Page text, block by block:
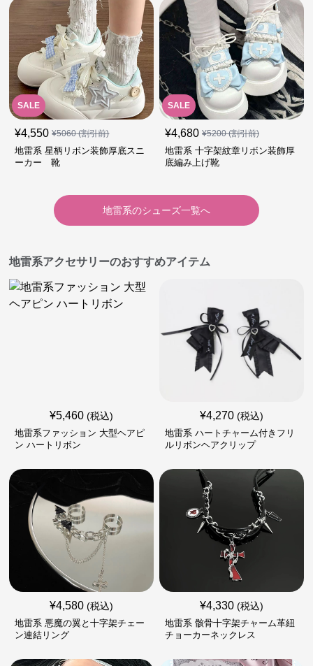
SALE
¥4,550 ¥5060(割引前)
地雷系 星柄リボン装飾厚底スニ
ーカー 靴
SALE
¥4,680 ¥5200(割引前)
地雷系 十字架紋章リボン装飾厚
底編み上げ靴
地雷系のシューズ一覧へ
地雷系アクセサリーのおすすめアイテム
¥5,460 (税込)
地雷系ファッション 大型ヘアピ
ン ハートリボン
¥4,270 (税込)
地雷系 ハートチャーム付きフリ
ルリボンヘアクリップ
¥4,580 (税込)
地雷系 悪魔の翼と十字架チェー
ン連結リング
¥4,330 (税込)
地雷系 骸骨十字架チャーム革紐
チョーカーネックレス